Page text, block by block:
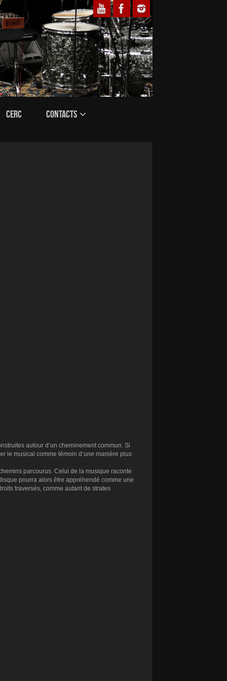
CERC CONTACTS
autour d’un cheminement commun. Si
le musical comme témoin d’une manière plus
parcourus. Celui de la musique raconte
pourra alors être appréhendé comme une
traversés, comme autant de strates